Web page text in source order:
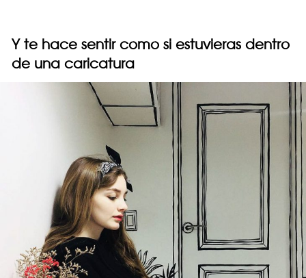
Y te hace sentir como si estuvieras dentro
de una caricatura